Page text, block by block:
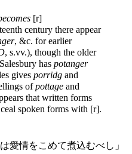
[r]
century there appear
, &c. for earlier
, s.vv.), though the older
has potanger
gives porridg and
ofpottage and
that written forms
spoken forms with [r].
は愛情をこめて煮込むべし」